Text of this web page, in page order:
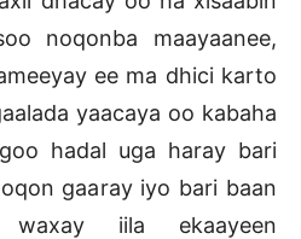
noqonba maayaanee,
ee ma dhici karto
yaacaya oo kabaha
hadal uga haray bari
gaaray iyo bari baan
waxay iila ekaayeen